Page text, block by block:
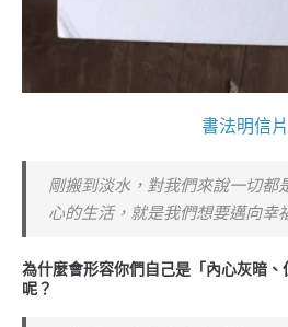
書法明信片
剛搬到淡水，對我們來說一切都
心的生活，就是我們想要邁向幸
為什麼會形容你們自己是「內心灰暗
呢？